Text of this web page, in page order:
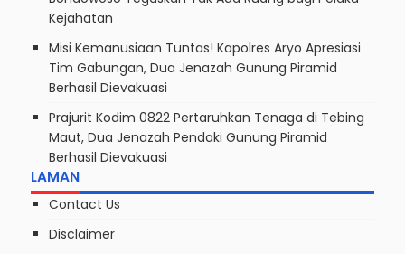
Kejahatan
Misi Kemanusiaan Tuntas! Kapolres Aryo Apresiasi
Tim Gabungan, Dua Jenazah Gunung Piramid
Berhasil Dievakuasi
Prajurit Kodim 0822 Pertaruhkan Tenaga di Tebing
Maut, Dua Jenazah Pendaki Gunung Piramid
Berhasil Dievakuasi
LAMAN
Contact Us
Disclaimer